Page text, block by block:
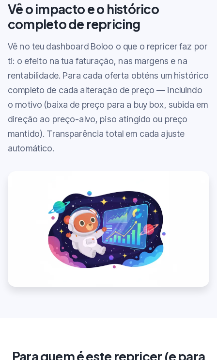
Vê o impacto e o histórico
completo de repricing
Vê no teu dashboard Boloo o que o repricer faz por
ti: o efeito na tua faturação, nas margens e na
rentabilidade. Para cada oferta obténs um histórico
completo de cada alteração de preço — incluindo
o motivo (baixa de preço para a buy box, subida em
direção ao preço-alvo, piso atingido ou preço
mantido). Transparência total em cada ajuste
automático.
Para quem é este repricer (e para